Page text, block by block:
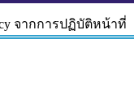
จากการปฏิบัติหน้าที่